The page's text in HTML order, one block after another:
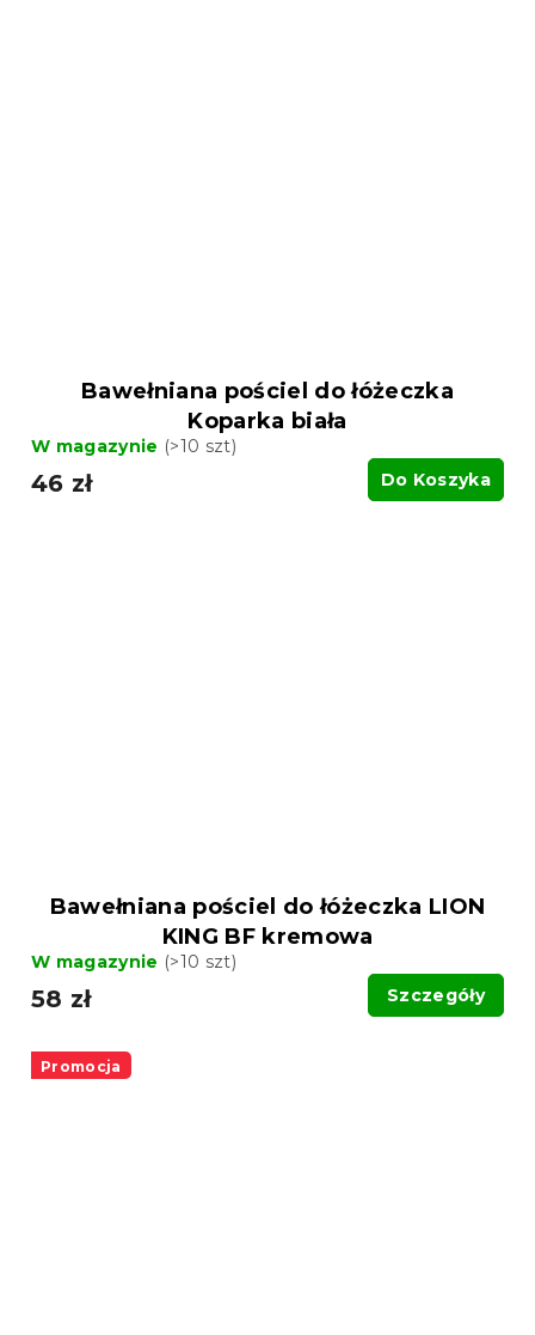
Bawełniana pościel do łóżeczka
Koparka biała
W magazynie (>10 szt)
46 zł Do Koszyka
Bawełniana pościel do łóżeczka LION
KING BF kremowa
W magazynie (>10 szt)
58 zł Szczegóły
Promocja